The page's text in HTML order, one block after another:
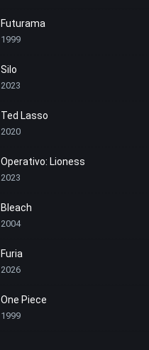
Futurama
1999
Silo
2023
Ted Lasso
2020
Operativo: Lioness
2023
Bleach
2004
Furia
2026
One Piece
1999